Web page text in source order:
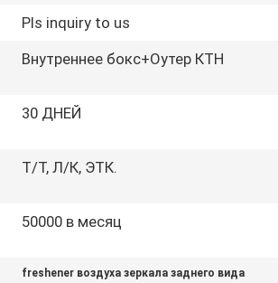
Pls inquiry to us
Внутреннее бокс+Оутер КТН
30 ДНЕЙ
Т/Т, Л/К, ЭТК.
50000 в месяц
freshener воздуха зеркала заднего вида